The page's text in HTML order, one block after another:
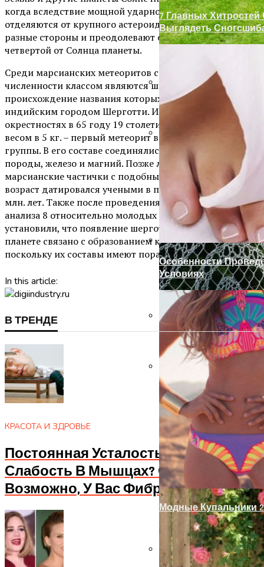
Ручка-Защелка Для
Запоры На
Готовим Газон К
Украшение Забора
7 Главных
Выглядеть
Особенности
Условиях
Модные Купальники
когда вследствие мощной ударной силы они
отделяются от крупного астероида, разлетаются в
разные стороны и преодолевают силу притяжения
четвертой от Солнца планеты.
Среди марсианских метеоритов самым большим по
численности классом являются шерготтиты,
происхождение названия которых связано с
индийским городом Шерготти. Именно в его
окрестностях в 65 году 19 столетия было найдено тело
весом в 5 кг. – первый метеорит вышеуказанной
группы. В его составе соединялись базальтовые
породы, железо и магний. Позже люди находили
марсианские частички с подобным составом. Их
возраст датировался учеными в пределах от 1 до 5
млн. лет. Также после проведения спектрального
анализа 8 относительно молодых кратеров они
установили, что появление шерготтитов на нашей
планете связано с образованием кратера Мохаве,
поскольку их составы имеют поразительное сходство.
In this article:
В ТРЕНДЕ
КРАСОТА И ЗДРОВЬЕ
Постоянная Усталость? Апатия И
Слабость В Мышцах? Осторожно!
Возможно, У Вас Фибромиалгия